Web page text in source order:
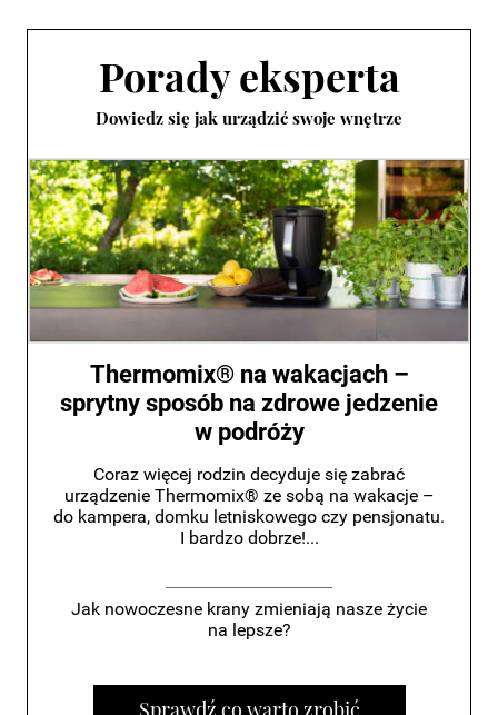
Porady eksperta
Dowiedz się jak urządzić swoje wnętrze
Thermomix® na wakacjach –
sprytny sposób na zdrowe jedzenie
w podróży
Coraz więcej rodzin decyduje się zabrać
urządzenie Thermomix® ze sobą na wakacje –
do kampera, domku letniskowego czy pensjonatu.
I bardzo dobrze!...
Jak nowoczesne krany zmieniają nasze życie
na lepsze?